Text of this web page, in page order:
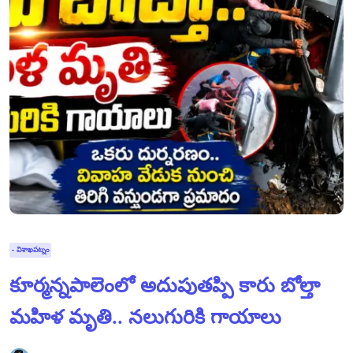
- విశాఖపట్నం
కూర్మన్నపాలెంలో అదుపుతప్పి కారు బోల్తా
మహిళ మృతి.. నలుగురికి గాయాలు